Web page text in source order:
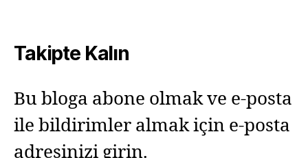
Takipte Kalın
Bu bloga abone olmak ve e-posta
ile bildirimler almak için e-posta
adresinizi girin.